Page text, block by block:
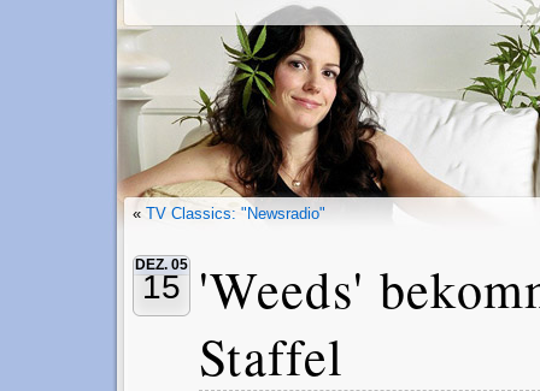
« TV Classics: "Newsradio"
DEZ. 05
15 'Weeds'
Staffel